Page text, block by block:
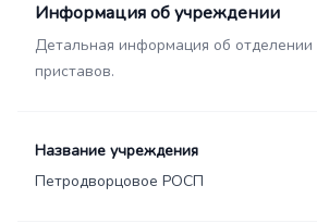
Информация об учреждении
Детальная информация об отделении
приставов.
Название учреждения
Петродворцовое РОСП